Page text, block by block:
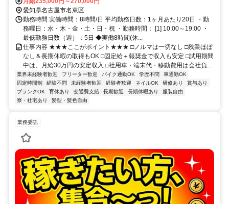
藤が丘（愛知県）3番口徒歩約16分 本郷駅より徒歩11分
愛知県名古屋市名東区
勤務時間 実働時間：8時間/日 平均勤務日数：1ヶ月あたり20日 ・勤
務曜日：水・木・金・土・日・祝 ・勤務時間： [1] 10:00～19:00 ・
最低勤務日数（週）：5日 ◆実働8時間(休...
仕事内容 ★★★ここがポイント★★★ □ノルマは一切なし □残業ほぼ
なし＆長期休暇の取得もOK □固定給＋報奨金で収入も安定 □試用期間
中は、月給30万円の安定収入 □社用車・端末代・移動費用は会社負...
業界未経験者歓迎 フリーター歓迎 バイク通勤OK 学歴不問
車通勤OK
固定時間制
経験不問 未経験者歓迎 経験者歓迎 ネイルOK 研修あり
賞与あり
ブランクOK
育休あり 交通費支給 長期歓迎 長期休暇あり
服装自由
寮・社宅あり
髪型・髪色自由
業務委託